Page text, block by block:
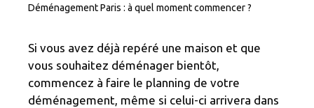
Déménagement Paris : à quel moment commencer ?
Si vous avez déjà repéré une maison et que
vous souhaitez déménager bientôt,
commencez à faire le planning de votre
déménagement, même si celui-ci arrivera dans